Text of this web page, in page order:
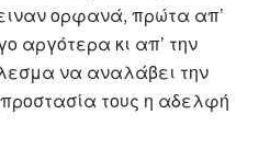
ορφανά, πρώτα απ’
αργότερα κι απ’ την
να αναλάβει την
τους η αδελφή